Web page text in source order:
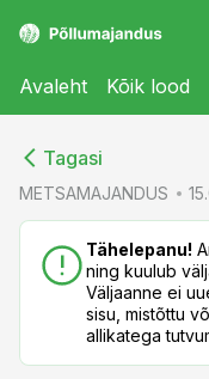
Avaleht Kõik lood
Tagasi
METSAMAJANDUS
Tähelepanu!
ning kuulub
Väljaanne ei
sisu, mistõttu
allikatega